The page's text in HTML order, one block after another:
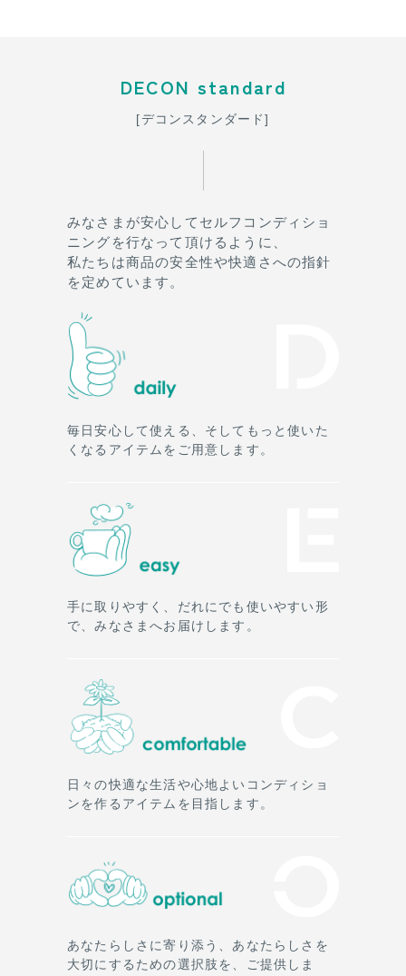
DECON standard
[デコンスタンダード]
みなさまが安心してセルフコンディショ
ニングを行なって頂けるように、
私たちは商品の安全性や快適さへの指針
を定めています。
毎日安心して使える、そしてもっと使いた
くなるアイテムをご用意します。
手に取りやすく、だれにでも使いやすい形
で、みなさまへお届けします。
日々の快適な生活や心地よいコンディショ
ンを作るアイテムを目指します。
あなたらしさに寄り添う、あなたらしさを
大切にするための選択肢を、ご提供しま